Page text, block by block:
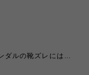
ダルの靴ズレには …